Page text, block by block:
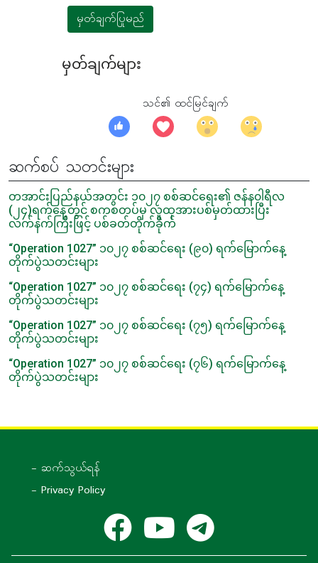
မှတ်ချက်ပြုမည်
မှတ်ချက်များ
သင်၏ ထင်မြင်ချက်
ဆက်စပ် သတင်းများ
တအာင်းပြည်နယ်အတွင်း ၁၀၂၇ စစ်ဆင်ရေး၏ ဇန်န၀ါရီလ
(၂၄)ရက်နေ့တွင် စကစတပ်မှ လူထုအားပစ်မှတ်ထားပြီး
လက်နက်ကြီးဖြင့် ပစ်ခတ်တိုက်ခိုက်
“Operation 1027” ၁၀၂၇ စစ်ဆင်ရေး (၉၀) ရက်မြောက်နေ့
တိုက်ပွဲသတင်းများ
“Operation 1027” ၁၀၂၇ စစ်ဆင်ရေး (၇၄) ရက်မြောက်နေ့
တိုက်ပွဲသတင်းများ
“Operation 1027” ၁၀၂၇ စစ်ဆင်ရေး (၇၅) ရက်မြောက်နေ့
တိုက်ပွဲသတင်းများ
“Operation 1027” ၁၀၂၇ စစ်ဆင်ရေး (၇၆) ရက်မြောက်နေ့
တိုက်ပွဲသတင်းများ
- ဆက်သွယ်ရန်
- Privacy Policy